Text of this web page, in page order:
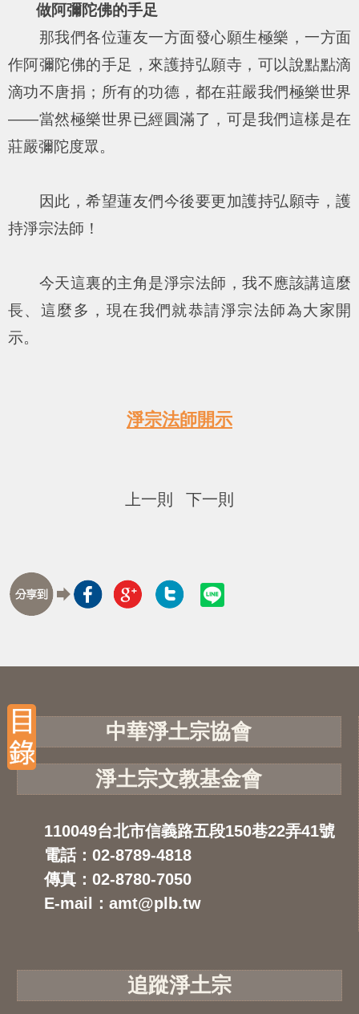
做阿彌陀佛的手足
那我們各位蓮友一方面發心願生極樂，一方面
作阿彌陀佛的手足，來護持弘願寺，可以說點點滴
滴功不唐捐；所有的功德，都在莊嚴我們極樂世界
——當然極樂世界已經圓滿了，可是我們這樣是在
莊嚴彌陀度眾。
因此，希望蓮友們今後要更加護持弘願寺，護
持淨宗法師！
今天這裏的主角是淨宗法師，我不應該講這麼
長、這麼多，現在我們就恭請淨宗法師為大家開
示。
淨宗法師開示
上一則 下一則
中華淨土宗協會
淨土宗文教基金會
110049台北市信義路五段150巷22弄41號
電話：02-8789-4818
傳真：02-8780-7050
E-mail：amt@plb.tw
追蹤淨土宗